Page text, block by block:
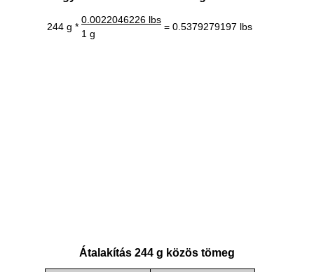
244 g *
0.0022046226 lbs
= 0.5379279197 lbs
1 g
Átalakítás 244 g közös tömeg